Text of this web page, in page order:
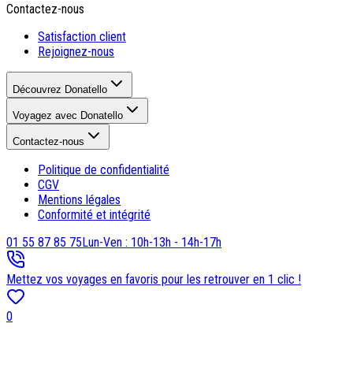
Contactez-nous
Satisfaction client
Rejoignez-nous
Découvrez Donatello
Voyagez avec Donatello
Contactez-nous
Politique de confidentialité
CGV
Mentions légales
Conformité et intégrité
01 55 87 85 75Lun-Ven : 10h-13h - 14h-17h
Mettez vos voyages en favoris pour les retrouver en 1 clic !
0